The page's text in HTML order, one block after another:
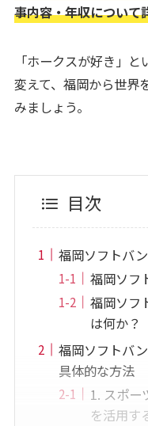
事内容・年収について
「ホークスが好き」
変えて、福岡から世界
みましょう。
目次
福岡ソフトバ
福岡ソフ
福岡ソフ
は何か？
福岡ソフトバ
具体的な方法
1. スポー
を活用す